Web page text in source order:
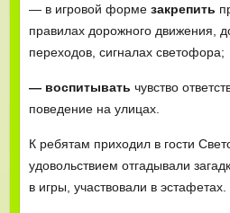
— в игровой форме закрепить
правилах дорожного движения,
переходов, сигналах светофора;
— воспитывать чувство
поведение на улицах.
К ребятам приходил в гости
удовольствием отгадывали
в игры, участвовали в эстафетах.